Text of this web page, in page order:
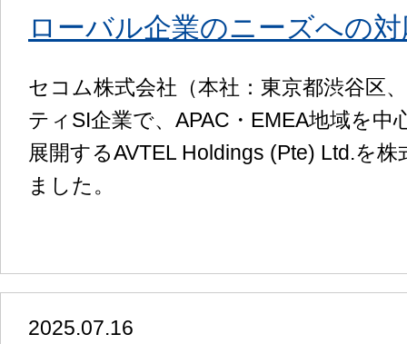
ローバル企業のニーズへの
セコム株式会社（本社：東京都渋谷区
ティSI企業で、APAC・EMEA地域を
展開するAVTEL Holdings (Pte) Ltd.を
ました。
2025.07.16